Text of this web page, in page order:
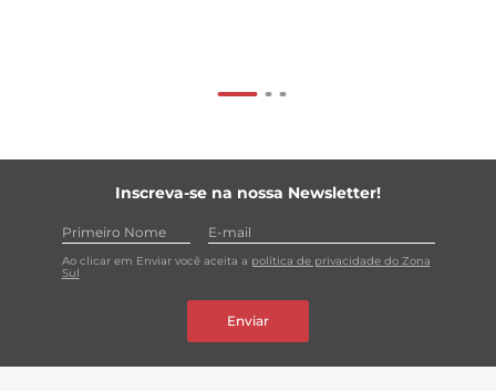
Inscreva-se na nossa Newsletter!
Ao clicar em Enviar você aceita a política de privacidade do Zona
Sul
Enviar